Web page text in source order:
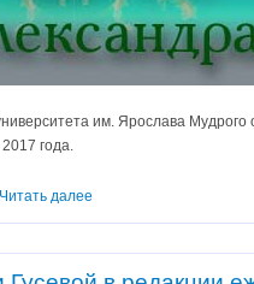
им. Ярослава
года.
Читать далее